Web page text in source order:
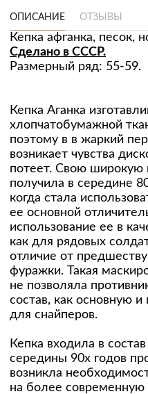
ОПИСАНИЕ ОТЗЫВЫ
Кепка афганка, песок,
Сделано в СССР.
Размерный ряд: 55-59.
Кепка Аганка
хлопчатобумажной
поэтому в в жаркий
возникает чувства
потеет. Свою широкую
получила в середине
когда стала
ее основной
использование ее в
как для рядовых
отличие от
фуражки. Такая
не позволяла
состав, как основную
для снайперов.
Кепка входила в
середины 90х годов
возникла
на более